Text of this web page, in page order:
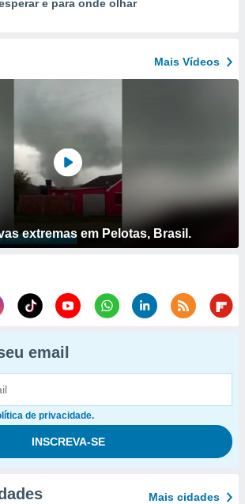
e para onde olhar
Mais Vídeos
extremas em Pelotas, Brasil.
email
de privacidade.
Mais cidades